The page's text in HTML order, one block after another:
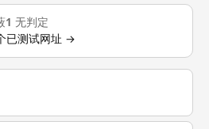
1 无判定
已测试网址 →